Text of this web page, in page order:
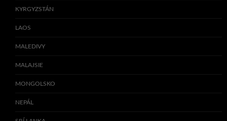
KYRGYZSTÁN
LAOS
MALEDIVY
MALAJSIE
MONGOLSKO
NEPÁL